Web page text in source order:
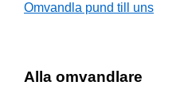
Omvandla pund till uns
Alla omvandlare